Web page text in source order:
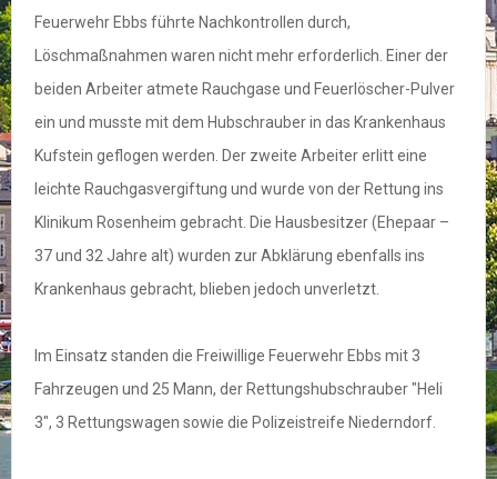
Feuerwehr Ebbs führte Nachkontrollen durch,
Löschmaßnahmen waren nicht mehr erforderlich. Einer der
beiden Arbeiter atmete Rauchgase und Feuerlöscher-Pulver
ein und musste mit dem Hubschrauber in das Krankenhaus
Kufstein geflogen werden. Der zweite Arbeiter erlitt eine
leichte Rauchgasvergiftung und wurde von der Rettung ins
Klinikum Rosenheim gebracht. Die Hausbesitzer (Ehepaar –
37 und 32 Jahre alt) wurden zur Abklärung ebenfalls ins
Krankenhaus gebracht, blieben jedoch unverletzt.
Im Einsatz standen die Freiwillige Feuerwehr Ebbs mit 3
Fahrzeugen und 25 Mann, der Rettungshubschrauber "Heli
3", 3 Rettungswagen sowie die Polizeistreife Niederndorf.